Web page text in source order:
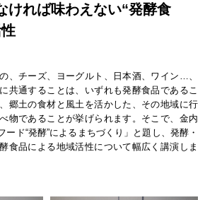
ければ味わえない“発酵食
、チーズ、ヨーグルト、日本酒、ワイン…、
共通することは、いずれも発酵食品であるこ
郷土の食材と風土を活かした、その地域に行
物であることが挙げられます。そこで、金内
ド“発酵”によるまちづくり」と題し、発酵・
食品による地域活性について幅広く講演しま